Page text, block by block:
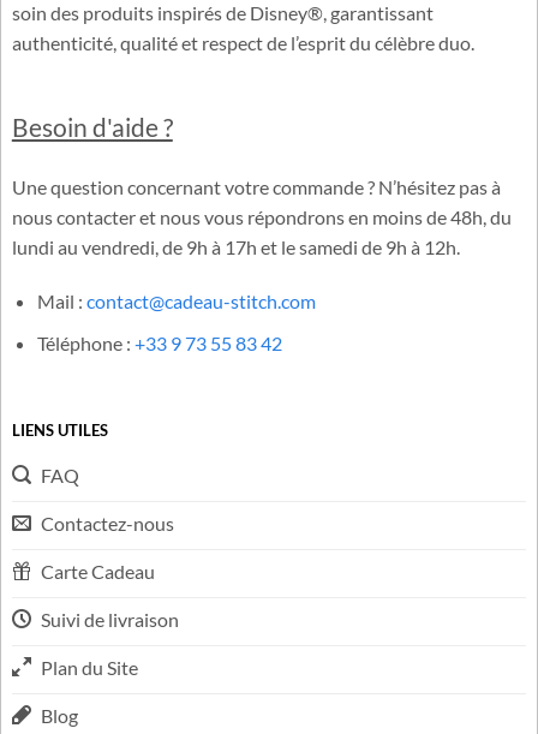
soin des produits inspirés de Disney®, garantissant
authenticité, qualité et respect de l’esprit du célèbre duo.
LIENS UTILES
FAQ
Contactez-nous
Carte Cadeau
Suivi de livraison
Plan du Site
Blog
Besoin d'aide ?
Une question concernant votre commande ? N’hésitez pas à
nous contacter et nous vous répondrons en moins de 48h, du
lundi au vendredi, de 9h à 17h et le samedi de 9h à 12h.
Mail : contact@cadeau-stitch.com
Téléphone : +33 9 73 55 83 42